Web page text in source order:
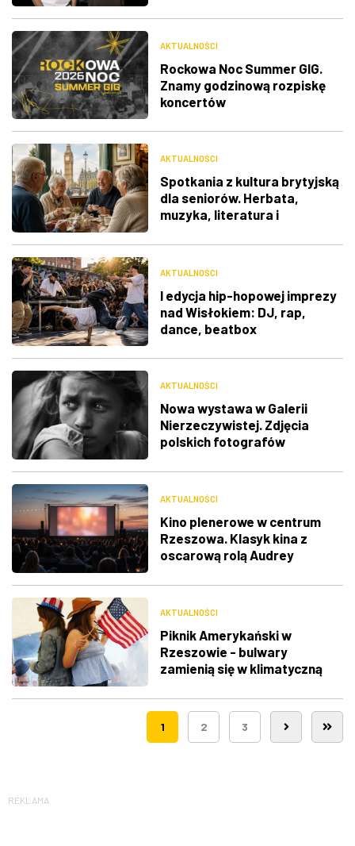
AKTUALNOŚCI
Rockowa Noc Summer GIG.
Znamy godzinową rozpiskę
koncertów
AKTUALNOŚCI
Spotkania z kultura brytyjską
dla seniorów. Herbata,
muzyka, literatura i
AKTUALNOŚCI
I edycja hip-hopowej imprezy
nad Wisłokiem: DJ, rap,
dance, beatbox
AKTUALNOŚCI
Nowa wystawa w Galerii
Nierzeczywistej. Zdjęcia
polskich fotografów
AKTUALNOŚCI
Kino plenerowe w centrum
Rzeszowa. Klasyk kina z
oscarową rolą Audrey
AKTUALNOŚCI
Piknik Amerykański w
Rzeszowie - bulwary
zamienią się w klimatyczną
1 2 3
REKLAMA